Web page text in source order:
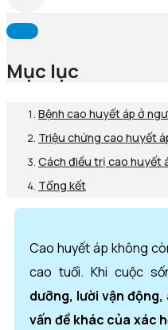
Mục lục
Bệnh cao huyết áp ở
Triệu chứng cao huyết
Cách điều trị cao huyết
Tổng kết
Cao huyết áp không
cao tuổi. Khi cuộc
dưỡng, lười vận
vấn đề khác của xác